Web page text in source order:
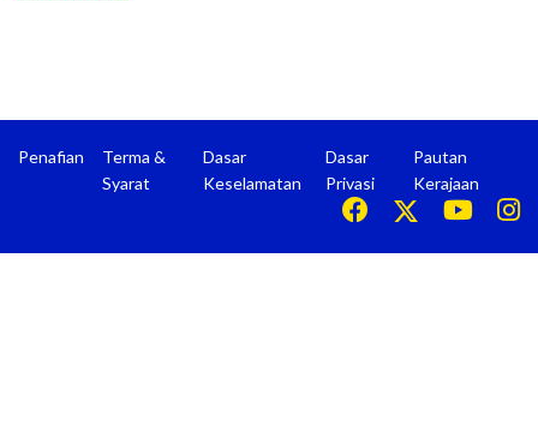
Penafian
Terma &
Syarat
Dasar
Keselamatan
Dasar
Privasi
Pautan
Kerajaan